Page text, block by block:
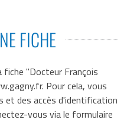
FICHE
fiche "Docteur François
Pour cela, vous
et des accès d'identification
vous via le formulaire